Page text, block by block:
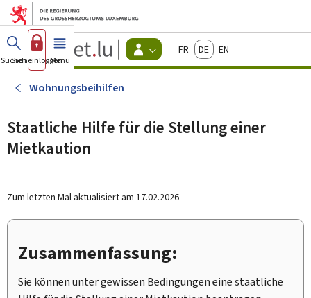
Zum Hauptmenü
Zum Inhalt
Guichet.lu
Changer
d'espace
actif
FrançaisDeutschEnglish
Suchen
Sich einloggen
Menü Haupt-
Wohnungsbeihilfen
Staatliche Hilfe für die Stellung einer
Mietkaution
Zum letzten Mal aktualisiert am 17.02.2026
Zusammenfassung:
Sie können unter gewissen Bedingungen eine staatliche